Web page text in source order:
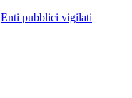
Enti pubblici vigilati